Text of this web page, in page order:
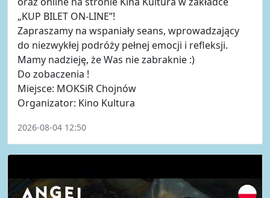
„KUP BILET ON-LINE”!
Zapraszamy na wspaniały seans, wprowadzający
do niezwykłej podróży pełnej emocji i refleksji.
Mamy nadzieję, że Was nie zabraknie :)
Do zobaczenia !
Miejsce: MOKSiR Chojnów
Organizator: Kino Kultura
2026-08-04 12:50